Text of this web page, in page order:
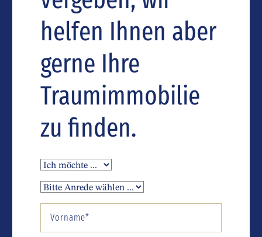
helfen Ihnen aber
gerne Ihre
Traumimmobilie
zu finden.